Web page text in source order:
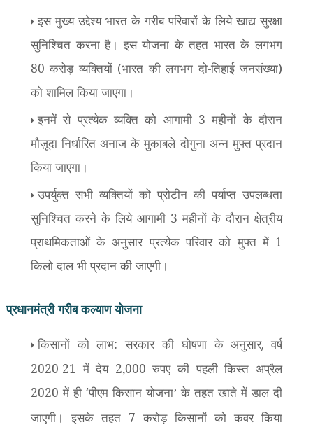
इस मुख्य उद्देश्य भारत के गरीब परिवारों के लिये खाद्य सुरक्षा
सुनिश्चित करना है। इस योजना के तहत भारत के लगभग
80 करोड़ व्यक्तियों (भारत की लगभग दो-तिहाई जनसंख्या)
को शामिल किया जाएगा।
इनमें से प्रत्येक व्‍यक्ति को आगामी 3 महीनों के दौरान
मौज़ूदा निर्धारित अनाज के मुकाबले दोगुना अन्‍न मुफ्त प्रदान
किया जाएगा।
उपर्युक्त सभी व्यक्तियों को प्रोटीन की पर्याप्त उपलब्धता
सुनिश्चित करने के लिये आगामी 3 महीनों के दौरान क्षेत्रीय
प्राथमिकताओं के अनुसार प्रत्‍येक परिवार को मुफ्त में 1
किलो दाल भी प्रदान की जाएगी।
प्रधानमंत्री गरीब कल्याण योजना
किसानों को लाभ: सरकार की घोषणा के अनुसार,वर्ष
2020-21 में देय 2,000 रुपए की पहली किस्त अप्रैल
2020 में ही ‘पीएम किसान योजना’ के तहत खाते में डाल दी
जाएगी। इसके तहत 7 करोड़ किसानों को कवर किया